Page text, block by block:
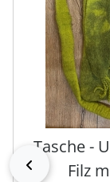
zurück
Tasche -
Filz